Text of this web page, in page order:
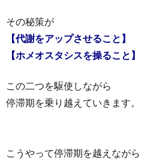
その秘策が
【代謝をアップさせること】
【ホメオスタシスを操ること】
この二つを駆使しながら
停滞期を乗り越えていきます。
こうやって停滞期を越えながら